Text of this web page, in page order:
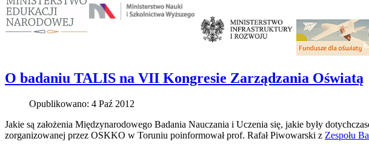
O badaniu TALIS na VII Kongresie Zarządzania Oświatą
Opublikowano: 4 Paź 2012
Jakie są założenia Międzynarodowego Badania Nauczania i Uczenia się, jakie były
zorganizowanej przez OSKKO w Toruniu poinformował prof. Rafał Piwowarski z Zespołu